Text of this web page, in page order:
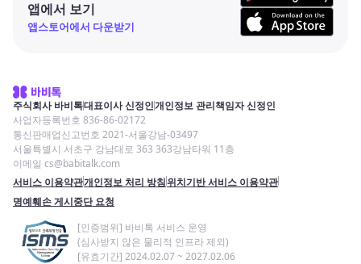
앱에서 보기
앱스토어에서 다운받기
주식회사 바비톡대표이사 신정인개인정보 관리책임자 신정인
사업자등록번호 836-86-02172
통신판매업신고번호 2021-서울강남-03497
서울특별시 서초구 강남대로 363 363강남타워 11층
이메일 cs@babitalk.com
서비스 이용약관개인정보 처리 방침위치기반 서비스 이용약관
명예훼손 게시중단 요청
[인증범위] 바비톡 서비스 운영
(심사받지 않은 물리적 인프라 제외)
[유효기간] 2024.02.07 ~ 2027.02.06